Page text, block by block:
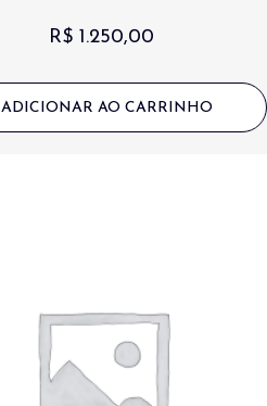
R$ 1.250,00
ADICIONAR AO CARRINHO